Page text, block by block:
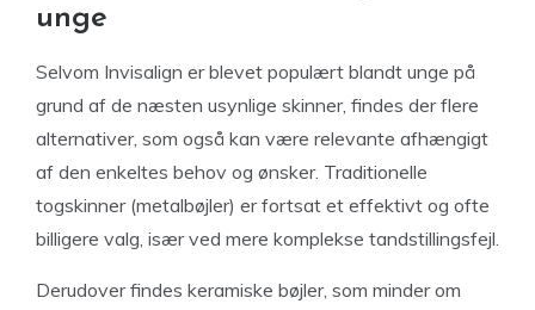
unge
Selvom Invisalign er blevet populært blandt unge på
grund af de næsten usynlige skinner, findes der flere
alternativer, som også kan være relevante afhængigt
af den enkeltes behov og ønsker. Traditionelle
togskinner (metalbøjler) er fortsat et effektivt og ofte
billigere valg, især ved mere komplekse tandstillingsfejl.
Derudover findes keramiske bøjler, som minder om